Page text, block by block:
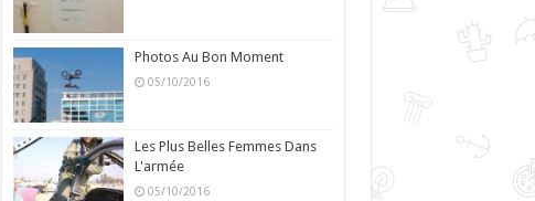
Photos Au Bon Moment
05/10/2016
Les Plus Belles Femmes Dans
L'armée
05/10/2016